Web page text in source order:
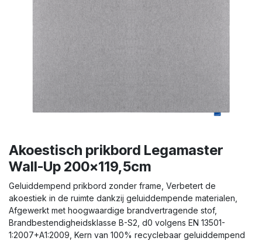
Akoestisch prikbord Legamaster
Wall-Up 200x119,5cm
Geluiddempend prikbord zonder frame, Verbetert de
akoestiek in de ruimte dankzij geluiddempende materialen,
Afgewerkt met hoogwaardige brandvertragende stof,
Brandbestendigheidsklasse B-S2, d0 volgens EN 13501-
1:2007+A1:2009, Kern van 100% recyclebaar geluiddempend